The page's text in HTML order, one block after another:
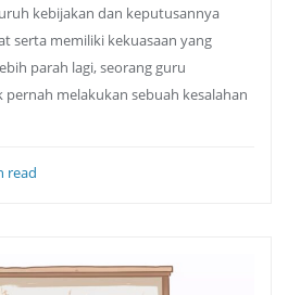
kebijakan dan keputusannya
serta memiliki kekuasaan yang
parah lagi, seorang guru
melakukan sebuah kesalahan
read